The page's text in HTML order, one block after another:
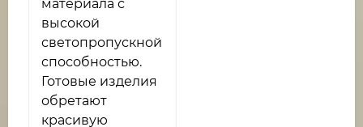
материала с
высокой
светопропускной
способностью.
Готовые изделия
обретают
красивую